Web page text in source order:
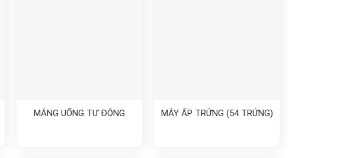
MÁNG UỐNG TỰ ĐỘNG MÁY ẤP TRỨNG (54 TRỨNG)